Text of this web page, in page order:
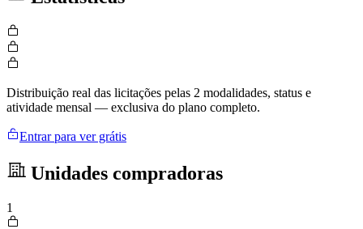
Distribuição real das licitações pelas 2 modalidades, status e
atividade mensal — exclusiva do plano completo.
Entrar para ver grátis
Unidades compradoras
1